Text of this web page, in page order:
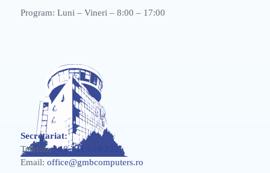
Program: Luni – Vineri – 8:00 – 17:00
Secretariat:
Telefon:+40 241 619 222
Email: office@gmbcomputers.ro